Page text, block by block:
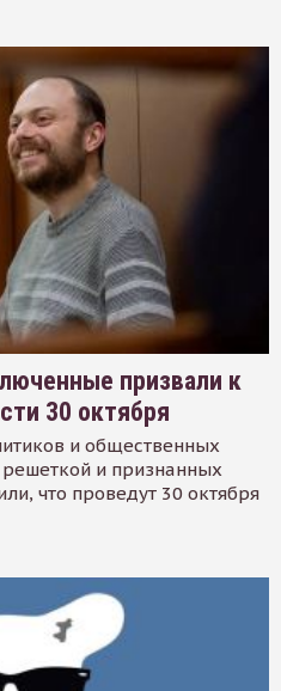
призвали к
30 октября
и общественных
и признанных
что проведут 30 октября